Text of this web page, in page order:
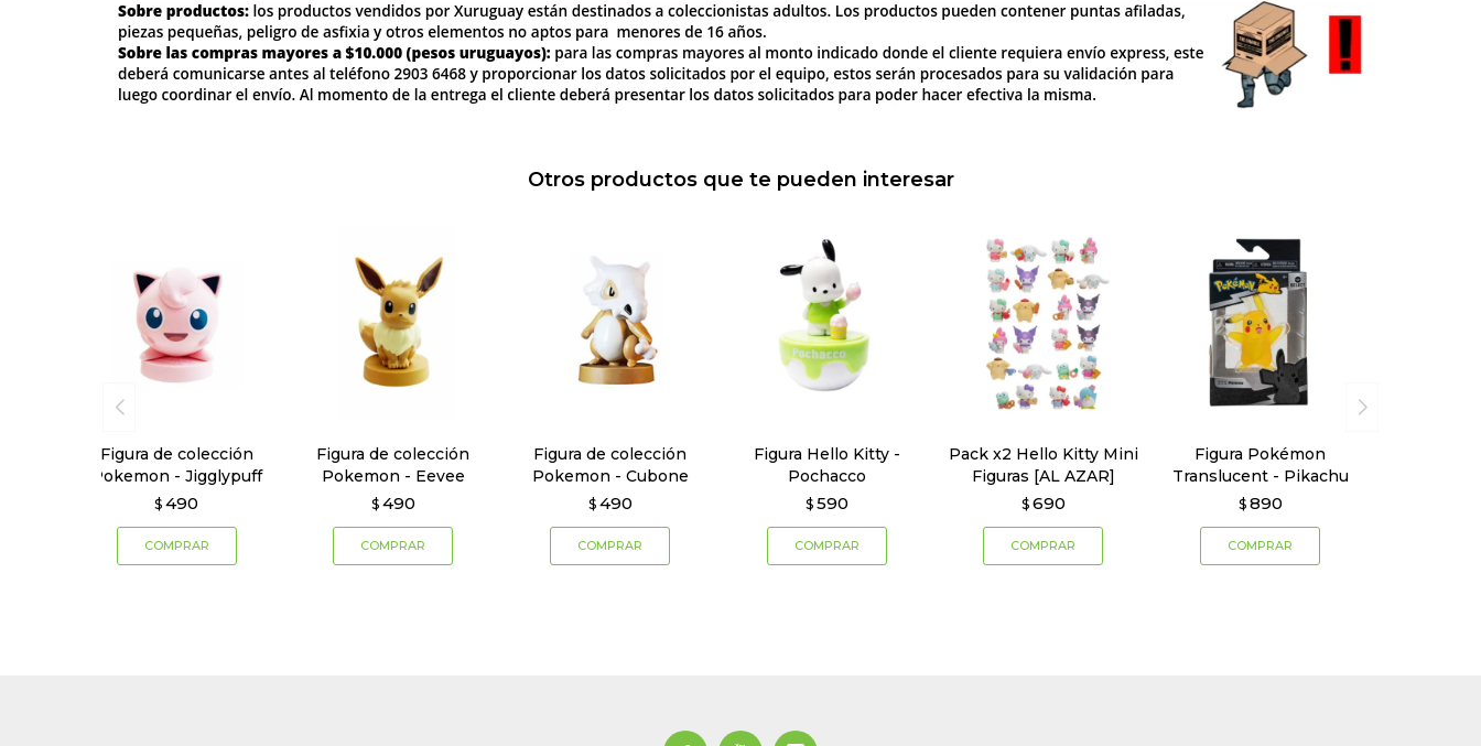
Otros productos que te pueden interesar
Figura de colección
Pokemon - Jigglypuff
$ 490
Figura de colección
Pokemon - Eevee
$ 490
Figura de colección
Pokemon - Cubone
$ 490
Figura Hello Kitty -
Pochacco
$ 590
Pack x2 Hello Kitty Mini
Figuras [AL AZAR]
$ 690
Figura Pokémon
Translucent - Pikachu
$ 890